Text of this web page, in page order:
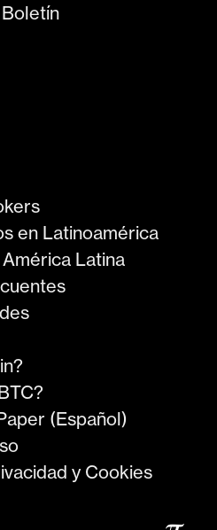
en Latinoamérica
Latina
(Español)
y Cookies